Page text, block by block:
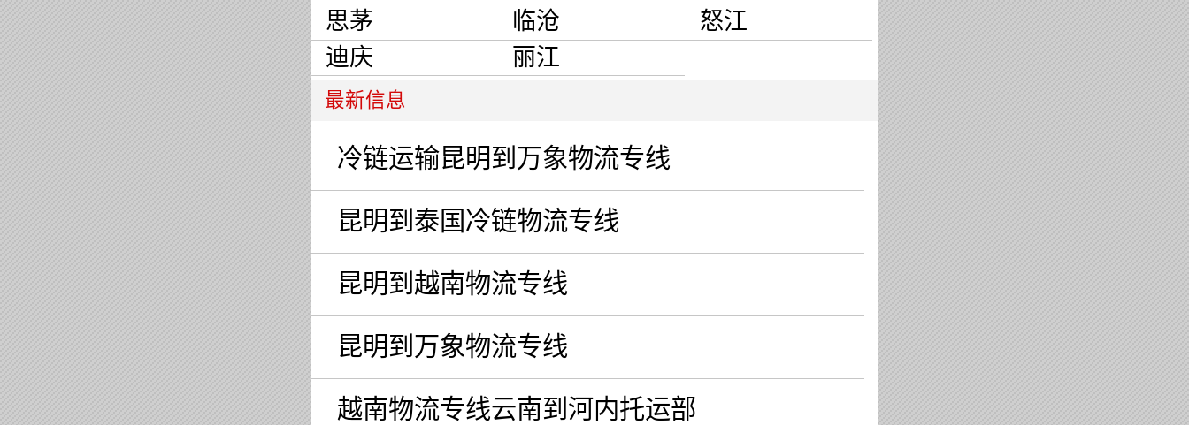
思茅
临沧
怒江
迪庆
丽江
最新信息
冷链运输昆明到万象物流专线
昆明到泰国冷链物流专线
昆明到越南物流专线
昆明到万象物流专线
越南物流专线云南到河内托运部